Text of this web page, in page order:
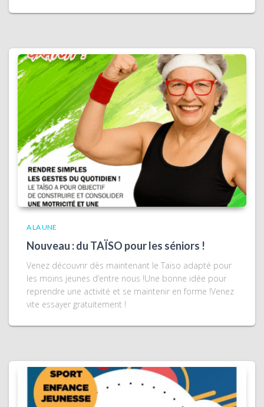
A LA UNE
Nouveau : du TAÏSO pour les séniors !
Venez découvrir dès maintenant le Taïso adapté pour
les moins jeunes d’entre nous !Une bonne idée pour
reprendre une activité et se maintenir en forme !Venez
vite essayer gratuitement !